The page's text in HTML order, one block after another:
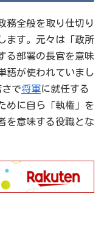
務全般を取り仕切り
ます。元々は「政所
る部署の長官を意味
語が使われていまし
で将軍に就任する
めに自ら「執権」を
を意味する役職とな